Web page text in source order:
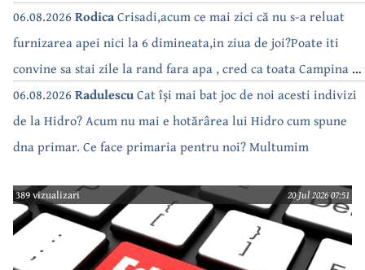
06.08.2026 RodicaCrisadi,acum ce mai zici că nu s-a reluat
furnizarea apei nici la 6 dimineata,in ziua de joi?Poate iti
convine sa stai zile la rand fara apa , cred ca toata Campina s-
a săturat de cate ori se tot oprește apa!!
06.08.2026 RadulescuCat își mai bat joc de noi acesti indivizi
de la Hidro? Acum nu mai e hotărârea lui Hidro cum spune
dna primar. Ce face primaria pentru noi? Multumim
389 vizualizari 20 Jul 2026 07:51